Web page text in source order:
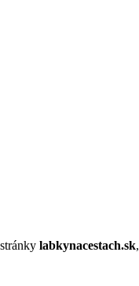
labkynacestach.sk